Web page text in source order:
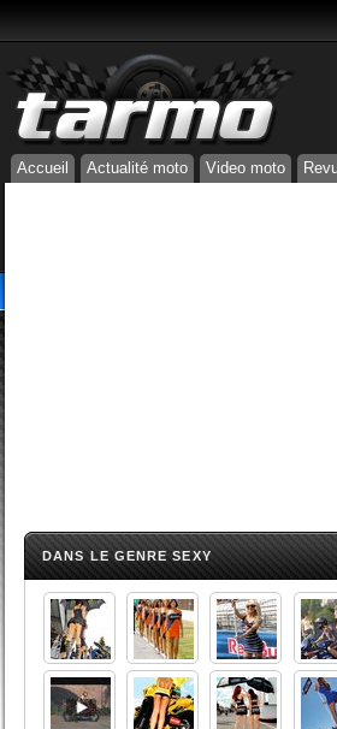
Accueil Actualité moto Video moto
DANS LE GENRE SEXY